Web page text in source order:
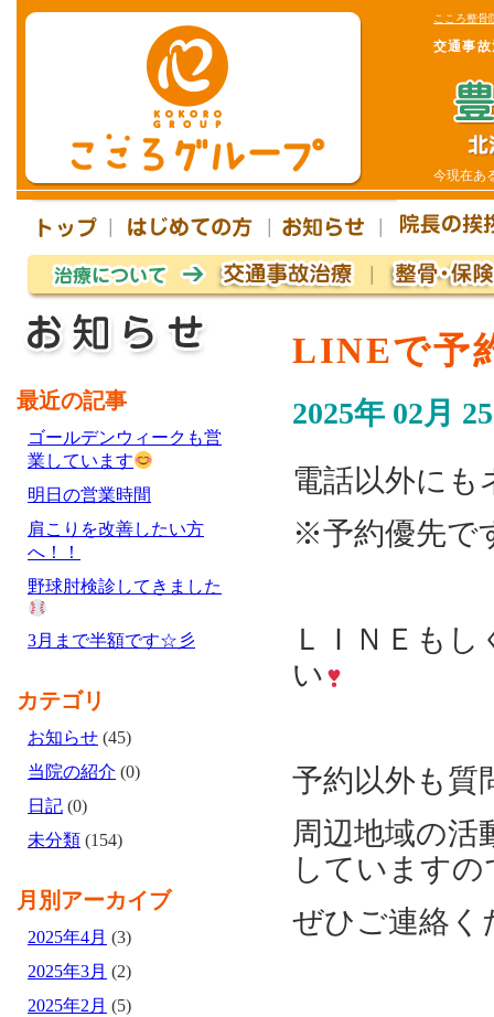
こころ整骨
交通事
今現在あ
LINEで予
2025年 02月
電話以外にも
※予約優先で
ＬＩＮＥも
い
予約以外も質
周辺地域の活
していますの
ぜひご連絡く
最近の記事
ゴールデンウィークも営
業しています
明日の営業時間
肩こりを改善したい方
へ！！
野球肘検診してきました
3月まで半額です☆彡
カテゴリ
お知らせ (45)
当院の紹介 (0)
日記 (0)
未分類 (154)
月別アーカイブ
2025年4月 (3)
2025年3月 (2)
2025年2月 (5)